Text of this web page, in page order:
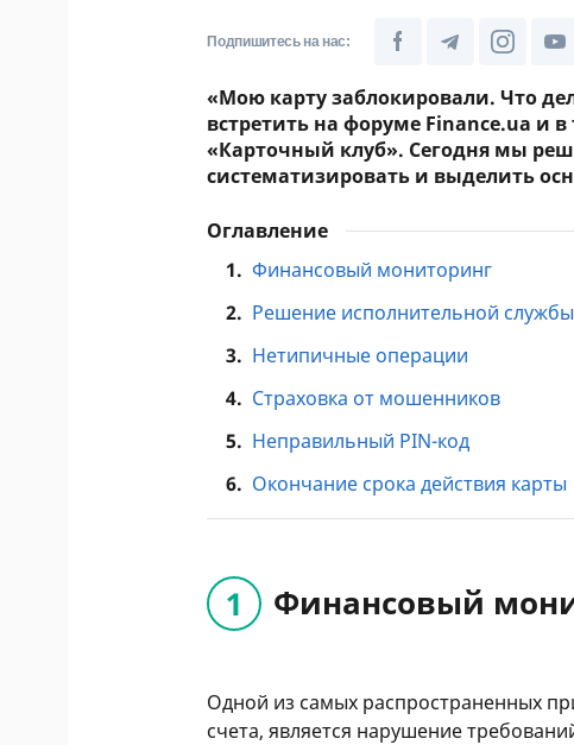
Подпишитесь на нас:
«Мою карту заблокировали. Что
встретить на форуме Finance.ua и
«Карточный клуб». Сегодня мы
систематизировать и выделить
Оглавление
1. Финансовый мониторинг
2. Решение исполнительной службы
3. Нетипичные операции
4. Страховка от мошенников
5. Неправильный PIN-код
6. Окончание срока действия карты
Финансовый
Одной из самых распространенных
счета, является нарушение